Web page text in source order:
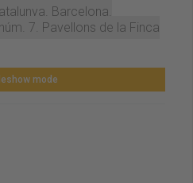
Barcelona.
7. Pavellons de la Finca
mode